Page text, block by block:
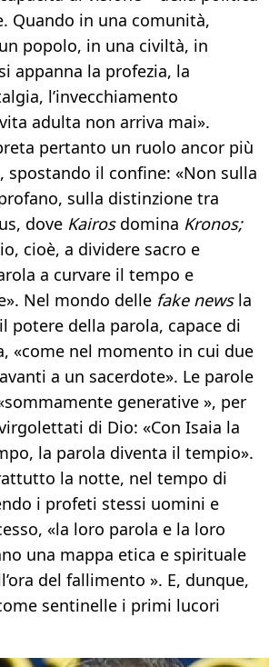
Quando in una comunità,
popolo, in una civiltà, in
appanna la profezia, la
l’invecchiamento
adulta non arriva mai».
pertanto un ruolo ancor più
il confine: «Non sulla
sulla distinzione tra
dove Kairosdomina Kronos;
cioè, a dividere sacro e
a curvare il tempo e
Nel mondo delle fake newsla
potere della parola, capace di
«come nel momento in cui due
a un sacerdote». Le parole
generative », per
di Dio: «Con Isaia la
la parola diventa il tempio».
la notte, nel tempo di
i profeti stessi uomini e
«la loro parola e la loro
una mappa etica e spirituale
del fallimento ». E, dunque,
sentinelle i primi lucori